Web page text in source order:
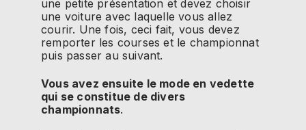
une petite présentation et devez choisir
une voiture avec laquelle vous allez
courir. Une fois, ceci fait, vous devez
remporter les courses et le championnat
puis passer au suivant.
Vous avez ensuite le mode en vedette
qui se constitue de divers
championnats.